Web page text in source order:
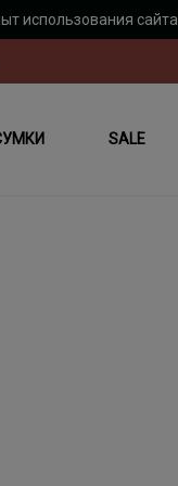
использования сайта.
SALE